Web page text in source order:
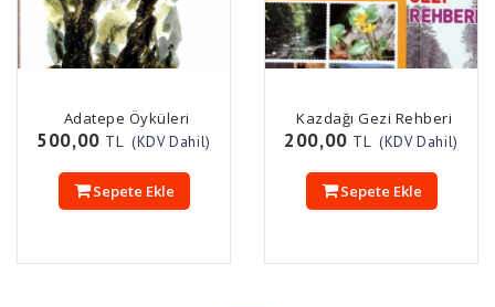
Adatepe Öyküleri
500,00 TL (KDV Dahil)
Sepete Ekle
Kazdağı Gezi Rehberi
200,00 TL (KDV Dahil)
Sepete Ekle